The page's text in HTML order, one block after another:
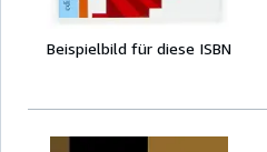
Beispielbild für diese ISBN